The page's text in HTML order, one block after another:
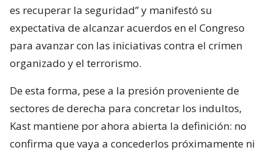
es recuperar la seguridad” y manifestó su
expectativa de alcanzar acuerdos en el Congreso
para avanzar con las iniciativas contra el crimen
organizado y el terrorismo.
De esta forma, pese a la presión proveniente de
sectores de derecha para concretar los indultos,
Kast mantiene por ahora abierta la definición: no
confirma que vaya a concederlos próximamente ni